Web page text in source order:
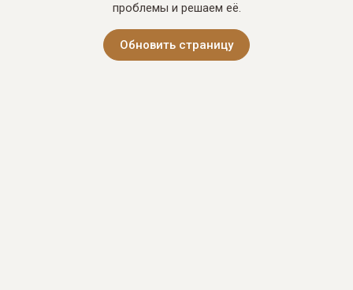
проблемы и решаем её.
Обновить страницу